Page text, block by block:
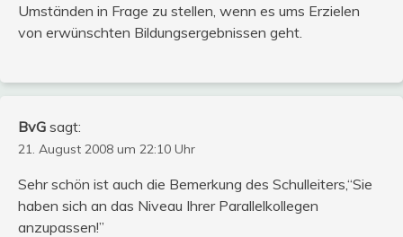
Umständen in Frage zu stellen, wenn es ums Erzielen
von erwünschten Bildungsergebnissen geht.
BvG sagt:
21. August 2008 um 22:10 Uhr
Sehr schön ist auch die Bemerkung des Schulleiters,“Sie
haben sich an das Niveau Ihrer Parallelkollegen
anzupassen!”